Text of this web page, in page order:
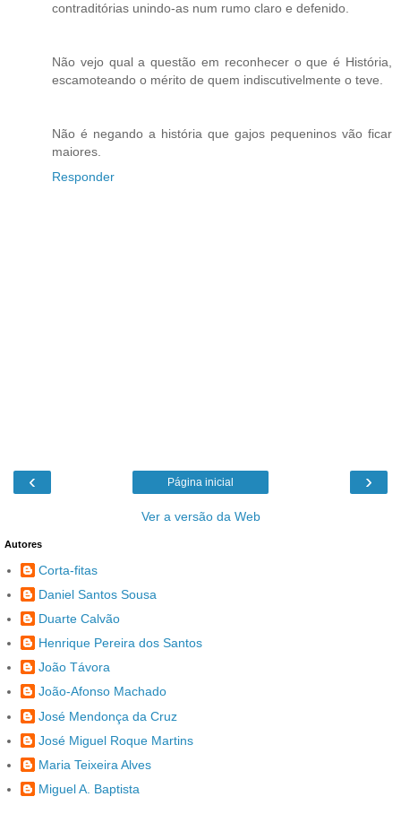
contraditórias unindo-as num rumo claro e defenido.
Não vejo qual a questão em reconhecer o que é História,
escamoteando o mérito de quem indiscutivelmente o teve.
Não é negando a história que gajos pequeninos vão ficar
maiores.
Responder
‹ ›
Página inicial
Ver a versão da Web
Autores
Corta-fitas
Daniel Santos Sousa
Duarte Calvão
Henrique Pereira dos Santos
João Távora
João-Afonso Machado
José Mendonça da Cruz
José Miguel Roque Martins
Maria Teixeira Alves
Miguel A. Baptista